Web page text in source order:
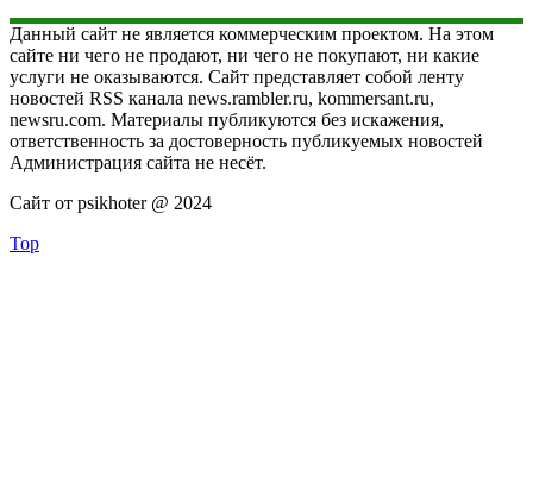
Данный сайт не является коммерческим проектом. На этом
сайте ни чего не продают, ни чего не покупают, ни какие
услуги не оказываются. Сайт представляет собой ленту
новостей RSS канала news.rambler.ru, kommersant.ru,
newsru.com. Материалы публикуются без искажения,
ответственность за достоверность публикуемых новостей
Администрация сайта не несёт.
Сайт от psikhoter @ 2024
Top